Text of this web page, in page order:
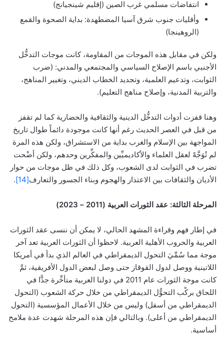
انتفاضات مسلمي غرب الصين (إقليم شينجيانج)
وأقليات جنوب شرق آسيا المضطهدة: بداية الصحوة والقمع
(الروهينجا)
ولكن في مقابل هذه الموجات من المقاومة، كانت موجات التدخُّل
الأجنبي باسم الإصلاح السياسي والمجتمعي والمدني: (ضرب
الثوابت، وتدعيم العلمية، وتجديد الخطاب الديني، وتغيير المناهج،
والتربية المدنية، وإصلاح مناهج التعليم).
وهنا قفزت أدوات التدخُّل الدينية والثقافية والحضارية كما لم تقفز
من قبل في العصر الحديث رغم أنها كانت موجودة دائماً طوال تاريخ
المواجهة بين الإسلام والغرب بداية من الاستشراق، ولكن هذه المرة
لم تُوَجَّهْ لعقل العلماء والأكاديميِّين والمفكِّرين وحدهم، ولكن أضْحت
تضرب في الثوابت لدى الشعوب، وكل ذلك في ظل موجات من حوار
الأديان والثقافات بين الاعتذار والهجوم وبناء الجسور والتعارف[14]
.
المرحلة الثالثة: عقد الثورات العربية (2011 – 2023)
في إطار فهم وقراءة المشهد الحالي، لا يمكن أن ننسى عقد الثورات
العربية والحروب الأهلية العربية. لاحظوا أن الثورات العربية تعد آخر
موجة مما سُمِّيَ التحول الديمقراطي في العالم الذي بدأ في أمريكا
اللاتينية ووصل لدول القوقاز حتى وصل لبعض الدول الأفريقية، ثمَّ
كانت موجة الثورات عام 2011 في دولنا العربية متأخِّرة جدًّا في
اللحاق بركْب التحوُّل الديمقراطي من خلال حركة الشعوب (التحول
الديمقراطي من أسفل) وليس من خلال الأعمال المؤسسية (التحول
الديمقراطي من أعلى). وبالتالي فإن هذه المرحلة شهدت عدة ملامح
أساسية.